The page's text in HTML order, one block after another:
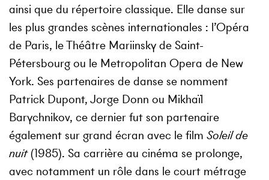
ainsi que du répertoire classique. Elle danse sur
les plus grandes scènes internationales : l’Opéra
de Paris, le Théâtre Mariinsky de Saint-
Pétersbourg ou le Metropolitan Opera de New
York. Ses partenaires de danse se nomment
Patrick Dupont, Jorge Donn ou Mikhaïl
Barychnikov, ce dernier fut son partenaire
également sur grand écran avec le film Soleil de
nuit(1985). Sa carrière au cinéma se prolonge,
avec notamment un rôle dans le court métrage